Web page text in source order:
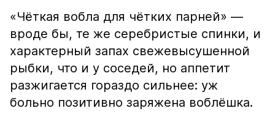
«Чёткая вобла для чётких парней» —
вроде бы, те же серебристые спинки, и
характерный запах свежевысушенной
рыбки, что и у соседей, но аппетит
разжигается гораздо сильнее: уж
больно позитивно заряжена воблёшка.